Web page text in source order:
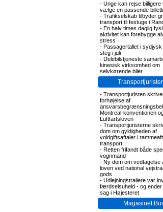
- Unge kan rejse billigere
vælge en passende
- Trafikselskab tilbyder
transport til festuge i
- En halv times daglig
aktivitet kan forebygge
stress
- Passagertallet i sydjysk
steg i juli
- Delebilstjeneste
kinesisk virksomhed om
selvkørende biler
- Transportjuristen
forhøjelse af
Montreal-konventionen
Luftfartsloven
- Transportjuristerne
dom om gyldigheden af
voldgiftsaftaler i
transport
- Retten frifandt både
vognmand
- Ny dom om vedtagelse
loven ved national
gods
- Udlejningstrailere var
færdselsuheld - og ender
sag i Højesteret
Magasinet